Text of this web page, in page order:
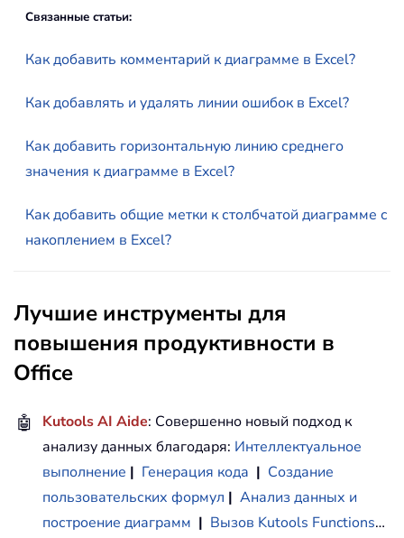
Связанные статьи:
Как добавить комментарий к диаграмме в Excel?
Как добавлять и удалять линии ошибок в Excel?
Как добавить горизонтальную линию среднего
значения к диаграмме в Excel?
Как добавить общие метки к столбчатой диаграмме с
накоплением в Excel?
Лучшие инструменты для
повышения продуктивности в
Office
🤖 Kutools AI Aide: Совершенно новый подход к
анализу данных благодаря: Интеллектуальное
выполнение | Генерация кода | Создание
пользовательских формул | Анализ данных и
построение диаграмм | Вызов Kutools Functions…